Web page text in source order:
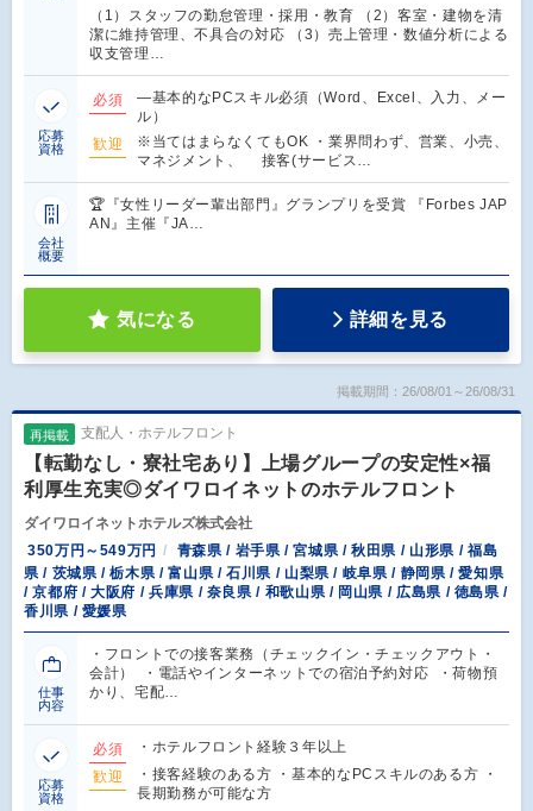
（1）スタッフの勤怠管理・採用・教育 （2）客室・建物を清
潔に維持管理、不具合の対応 （3）売上管理・数値分析による
収支管理…
応募
資格
必須
―基本的なPCスキル必須（Word、Excel、入力、メー
ル）
歓迎
※当てはまらなくてもOK ・業界問わず、営業、小売、
マネジメント、 接客(サービス…
会社
概要
🏆『女性リーダー輩出部門』グランプリを受賞 『Forbes JAP
AN』主催『JA…
気になる 詳細を見る
掲載期間：26/08/01～26/08/31
再掲載 支配人・ホテルフロント
【転勤なし・寮社宅あり】上場グループの安定性×福
利厚生充実◎ダイワロイネットのホテルフロント
ダイワロイネットホテルズ株式会社
350万円～549万円
青森県 / 岩手県 / 宮城県 / 秋田県 / 山形県 / 福島
県 / 茨城県 / 栃木県 / 富山県 / 石川県 / 山梨県 / 岐阜県 / 静岡県 / 愛知県
/ 京都府 / 大阪府 / 兵庫県 / 奈良県 / 和歌山県 / 岡山県 / 広島県 / 徳島県 /
香川県 / 愛媛県
仕事
内容
・フロントでの接客業務（チェックイン・チェックアウト・
会計） ・電話やインターネットでの宿泊予約対応 ・荷物預
かり、宅配…
応募
資格
必須
・ホテルフロント経験３年以上
歓迎
・接客経験のある方 ・基本的なPCスキルのある方 ・
長期勤務が可能な方